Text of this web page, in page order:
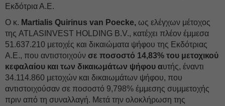
Εκδότρια Α.Ε.
Ο κ. Martialis Quirinus van Poecke, ως ελέγχων μέτοχος
της ATLASINVEST HOLDING B.V., κατέχει πλέον έμμεσα
51.637.210 μετοχές και δικαιώματα ψήφου της Εκδότριας
Α.Ε., που αντιστοιχούν σε ποσοστό 14,83% του μετοχικού
κεφαλαίου και των δικαιωμάτων ψήφου αυτής, έναντι
34.114.860 μετοχών και δικαιωμάτων ψήφου, που
αντιστοιχούσαν σε ποσοστό 9,798% έμμεσης συμμετοχής
πριν από τη συναλλαγή. Μετά την ολοκλήρωση της